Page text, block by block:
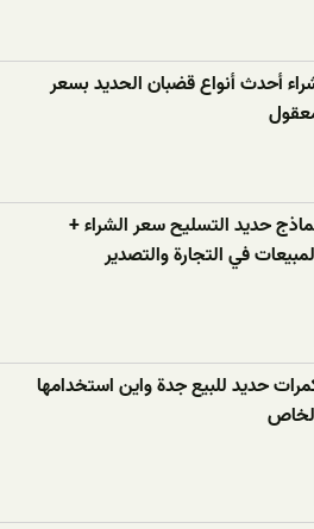
أحدث أنواع قضبان الحدید بسعر
حدید التسلیح سعر الشراء +
في التجارة والتصدير
حدید للبیع جدة واين استخدامها